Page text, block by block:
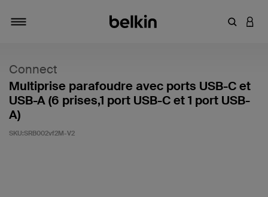
Saisir
Connect
Multiprise parafoudre avec ports USB-C et
USB-A (6 prises,1 port USB-C et 1 port USB-
A)
SKU:SRB002vf2M-V2